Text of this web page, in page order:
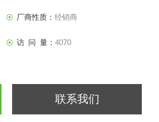
厂商性质：经销商
访 问 量：4070
联系我们